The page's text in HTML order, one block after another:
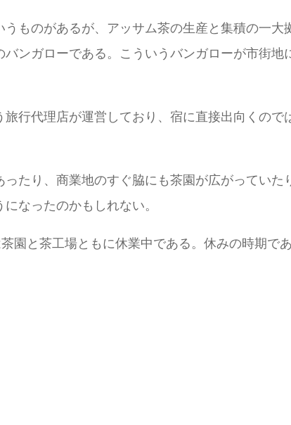
ものがあるが、アッサム茶の生産と集積の一
ンガローである。こういうバンガローが市街
旅行代理店が運営しており、宿に直接出向くの
たり、商業地のすぐ脇にも茶園が広がっていた
なったのかもしれない。
園と茶工場ともに休業中である。休みの時期で